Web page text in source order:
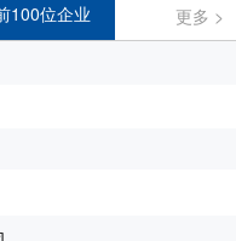
100位企业
更多 >